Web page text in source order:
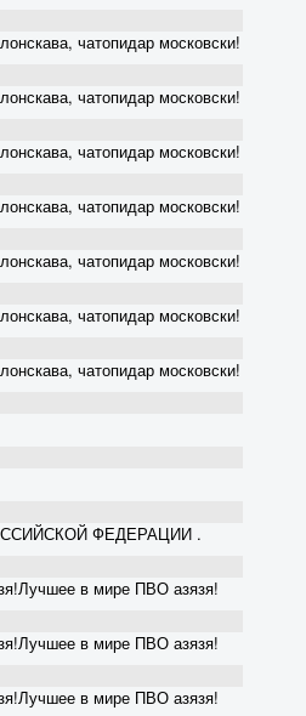
чатопидар московски!
чатопидар московски!
чатопидар московски!
чатопидар московски!
чатопидар московски!
чатопидар московски!
чатопидар московски!
ФЕДЕРАЦИИ .
в мире ПВО азязя!
в мире ПВО азязя!
в мире ПВО азязя!